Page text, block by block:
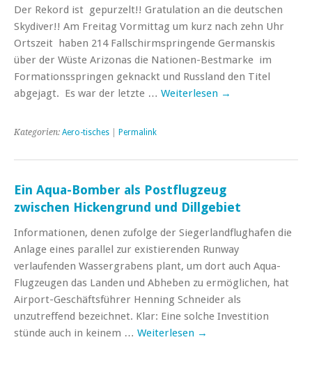
Der Rekord ist gepurzelt!! Gratulation an die deutschen
Skydiver!! Am Freitag Vormittag um kurz nach zehn Uhr
Ortszeit haben 214 Fallschirmspringende Germanskis
über der Wüste Arizonas die Nationen-Bestmarke im
Formationsspringen geknackt und Russland den Titel
abgejagt. Es war der letzte … Weiterlesen →
Kategorien: Aero-tisches Permalink
Ein Aqua-Bomber als Postflugzeug
zwischen Hickengrund und Dillgebiet
Informationen, denen zufolge der Siegerlandflughafen die
Anlage eines parallel zur existierenden Runway
verlaufenden Wassergrabens plant, um dort auch Aqua-
Flugzeugen das Landen und Abheben zu ermöglichen, hat
Airport-Geschäftsführer Henning Schneider als
unzutreffend bezeichnet. Klar: Eine solche Investition
stünde auch in keinem … Weiterlesen →